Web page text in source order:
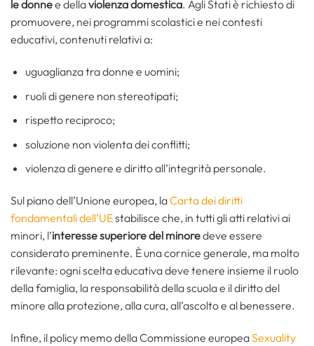
le donnee dellaviolenza domestica. Agli Stati è richiesto di
promuovere, nei programmi scolastici e nei contesti
educativi, contenuti relativi a:
uguaglianza tra donne e uomini;
ruoli di genere non stereotipati;
rispetto reciproco;
soluzione non violenta dei conflitti;
violenza di genere e diritto all’integrità personale.
Sul piano dell’Unione europea, laCarta dei diritti
fondamentali dell’UEstabilisce che, in tutti gli atti relativi ai
minori, l’interesse superiore del minoredeve essere
considerato preminente. È una cornice generale, ma molto
rilevante: ogni scelta educativa deve tenere insieme il ruolo
della famiglia, la responsabilità della scuola e il diritto del
minore alla protezione, alla cura, all’ascolto e al benessere.
Infine, il policy memo della Commissione europeaSexuality